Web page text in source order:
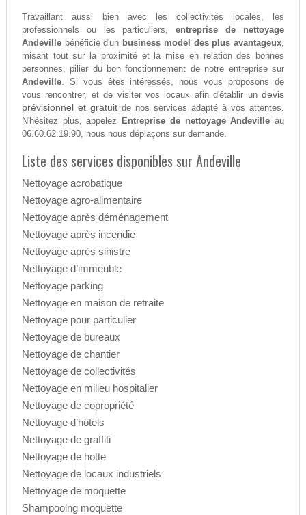
Travaillant aussi bien avec les collectivités locales, les
professionnels ou les particuliers,entreprise de nettoyage
Andevillebénéficie d'un business model des plus avantageux,
misant tout sur la proximité et la mise en relation des bonnes
personnes, pilier du bon fonctionnement de notre entreprise sur
Andeville. Si vous êtes intéressés, nous vous proposons de
vous rencontrer, et de visiter vos locaux afin d'établir undevis
prévisionnel et gratuitde nos services adapté à vos attentes.
N'hésitez plus, appelez
Entreprise de nettoyage Andeville au
06.60.62.19.90, nous nous déplaçons sur demande.
Liste des services disponibles sur Andeville
Nettoyage acrobatique
Nettoyage agro-alimentaire
Nettoyage après déménagement
Nettoyage après incendie
Nettoyage après sinistre
Nettoyage d’immeuble
Nettoyage parking
Nettoyage en maison de retraite
Nettoyage pour particulier
Nettoyage de bureaux
Nettoyage de chantier
Nettoyage de collectivités
Nettoyage en milieu hospitalier
Nettoyage de copropriété
Nettoyage d’hôtels
Nettoyage de graffiti
Nettoyage de hotte
Nettoyage de locaux industriels
Nettoyage de moquette
Shampooing moquette